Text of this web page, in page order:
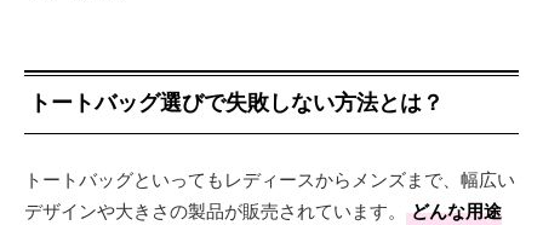
トートバッグ選びで失敗しない方法とは？
トートバッグといってもレディースからメンズまで、幅広い
デザインや大きさの製品が販売されています。
どんな用途